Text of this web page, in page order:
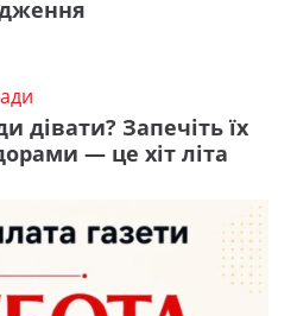
дівати? Запечіть їх
— це хіт літа